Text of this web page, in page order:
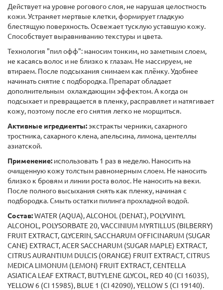
Действует на уровне рогового слоя, не нарушая целостность
кожи. Устраняет мертвые клетки, формирует гладкую
блестящую поверхность. Освежает тусклую уставшую кожу.
Способствует выравниванию текстуры и цвета.
Технология "пил офф": наносим тонким, но заметным слоем,
не касаясь волос и не близко к глазам. Не массируем, не
втираем. После подсыхания снимаем как плёнку. Удобнее
начинать снятие с подбородка. Препарат обладает
дополнительным охлаждающим эффектом. А когда он
подсыхает и превращается в пленку, расправляет и натягивает
кожу, поэтому после его снятия легко не морщиться.
Активные игредиенты:экстракты черники, сахарного
тростника, сахарного клена, апельсина, лимона, центеллы
азиатской.
Применение: использовать 1 раз в неделю. Наносить на
очищенную кожу толстым равномерным слоем. Не наносить
близко к бровям и линии роста волос. Не наносить на веки.
После полного высыхания снять как пленку, начиная с
подбородка. Смыть остатки пилинга прохладной водой.
Состав:WATER (AQUA), ALCOHOL (DENAT.), POLYVINYL
ALCOHOL, POLYSORBATE 20, VACCINIUM MYRTILLUS (BILBERRY)
FRUIT EXTRACT, GLYCERIN, SACCHARUM OFFICINARUM (SUGAR
CANE) EXTRACT, ACER SACCHARUM (SUGAR MAPLE) EXTRACT,
CITRUS AURANTIUM DULCIS (ORANGE) FRUIT EXTRACT, CITRUS
MEDICA LIMONUM (LEMON) FRUIT EXTRACT, CENTELLA
ASIATICA LEAF EXTRACT, BUTYLENE GLYCOL, RED 40 (CI 16035),
YELLOW 6 (CI 15985), BLUE 1 (CI 42090), YELLOW 5 (CI 19140).